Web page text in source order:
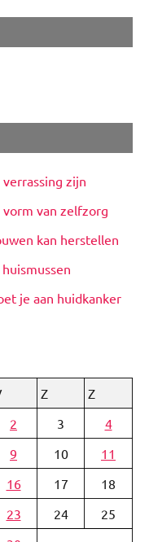
zijn
van zelfzorg
kan herstellen
je aan huidkanker
Z
Z
2 3
4
9 10
11
16 17
18
23 24
25